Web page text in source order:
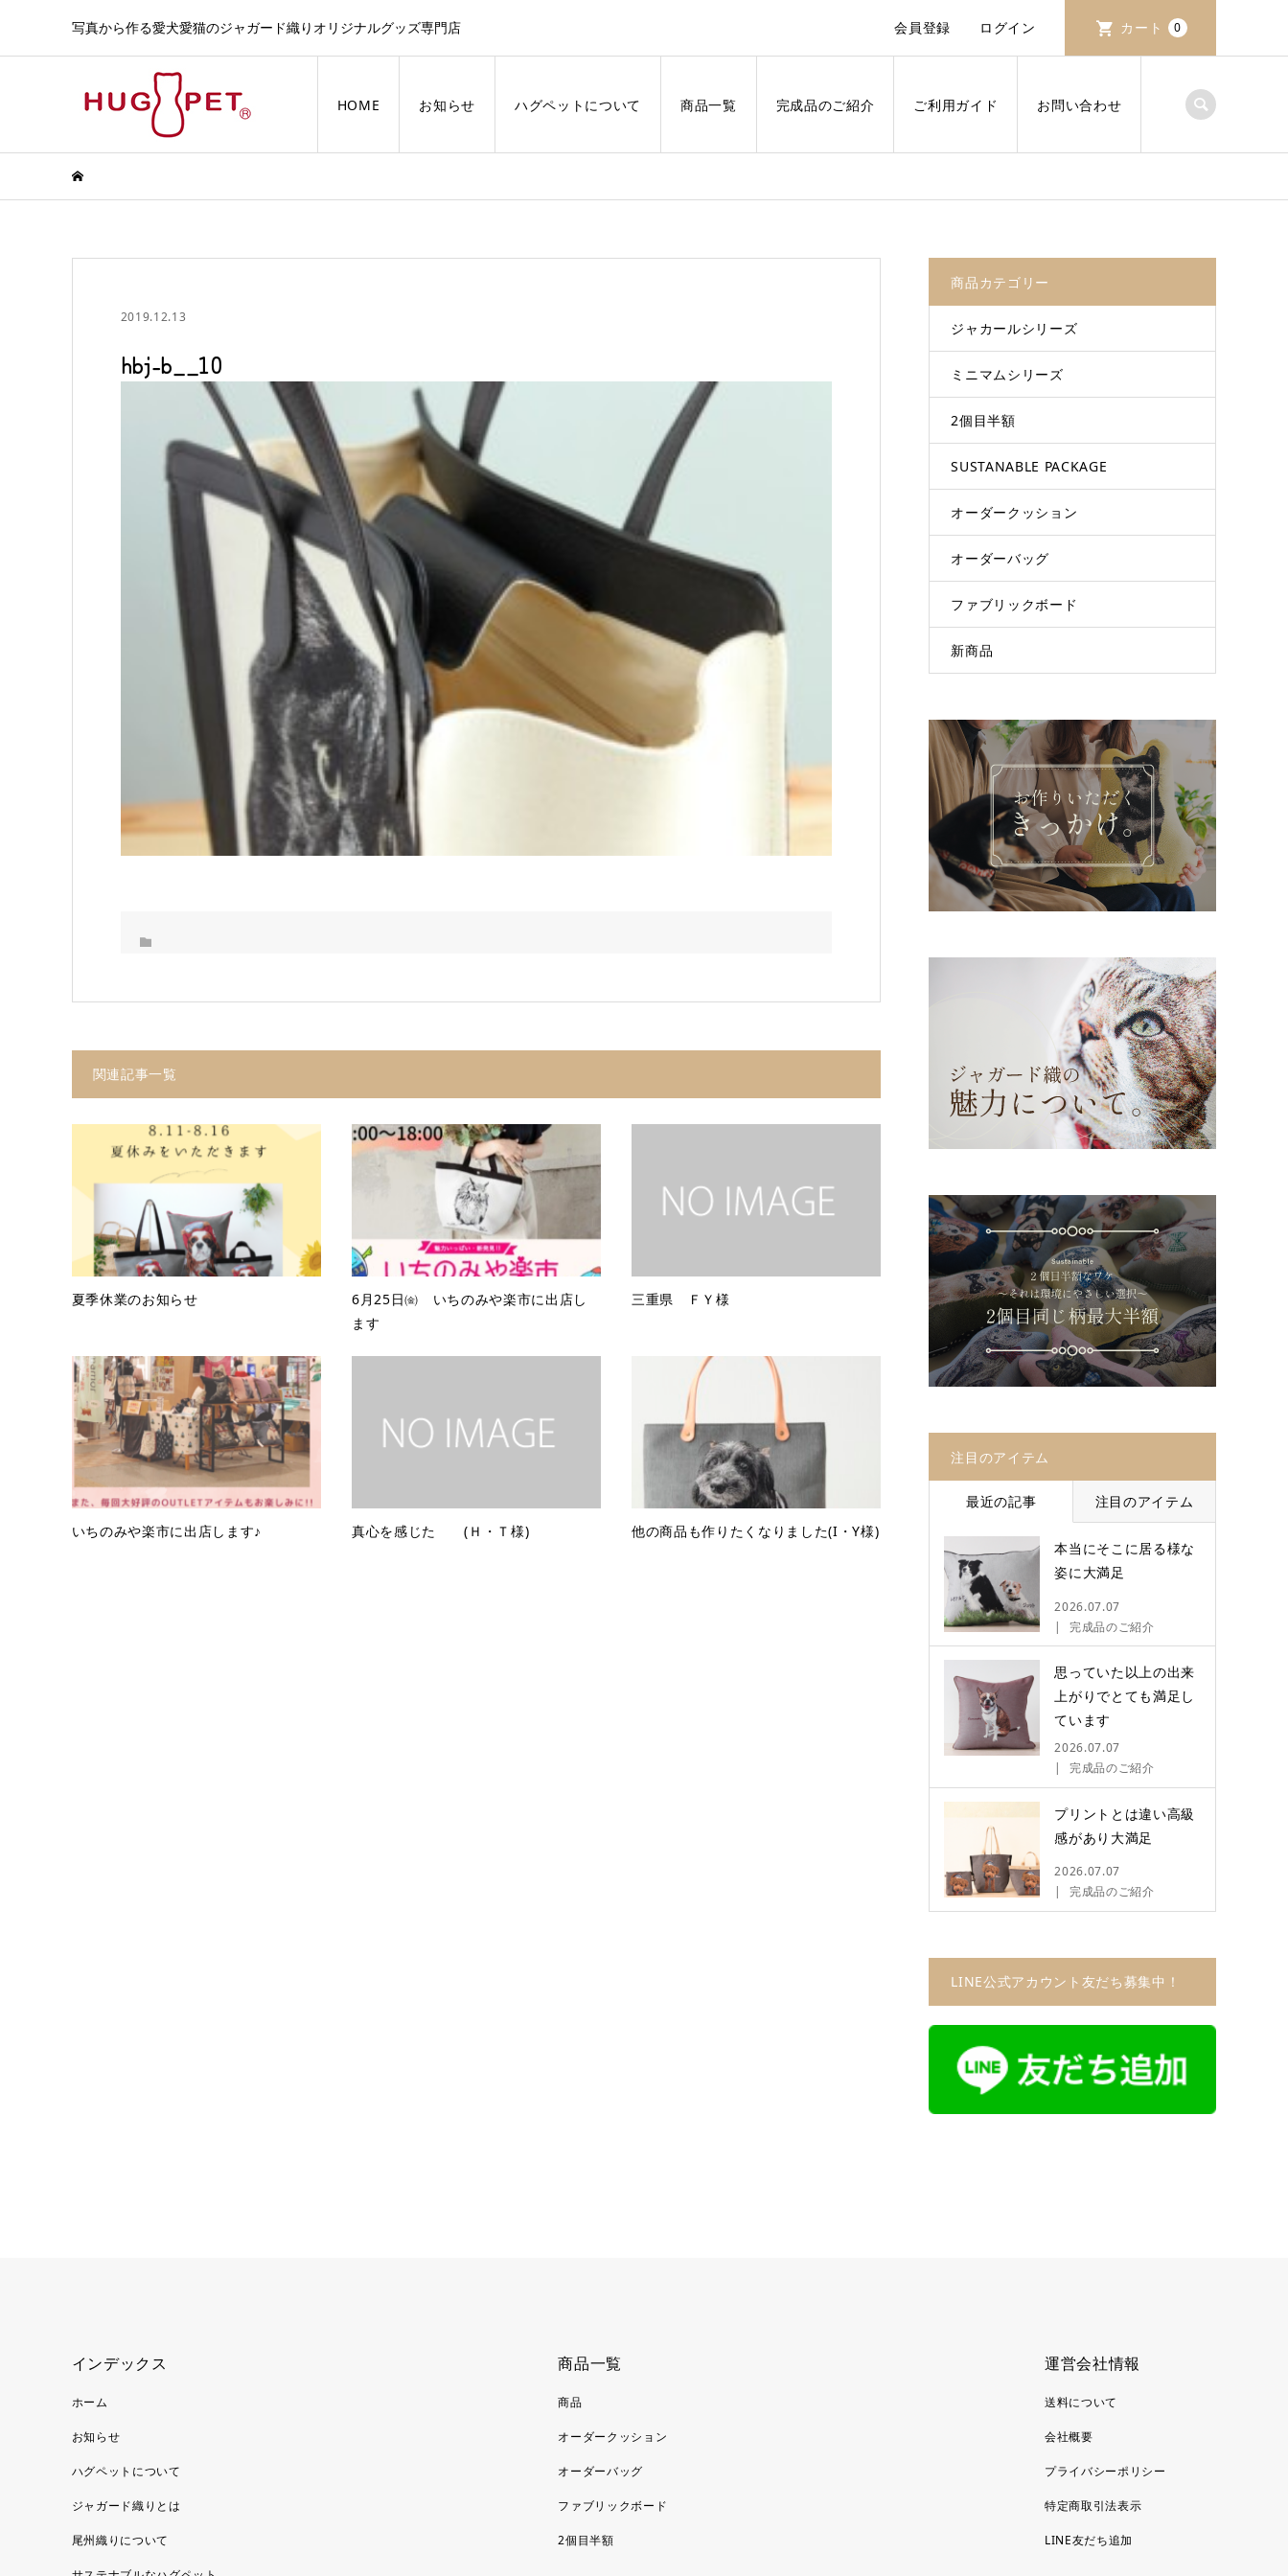
写真から作る愛犬愛猫のジャガード織りオリジナルグッズ専門店 会員登録 ログイン カート 0
HOME お知らせ ハグペットについて 商品一覧 完成品のご紹介 ご利用ガイド お問い合わせ
2019.12.13
hbj-b__10
関連記事一覧
夏季休業のお知らせ
6月25日㈮ いちのみや楽市に出店し
ます
三重県 ＦＹ様
いちのみや楽市に出店します♪ 真心を感じた (Ｈ・Ｔ様) 他の商品も作りたくなりました(I・Y様)
商品カテゴリー
ジャカールシリーズ
ミニマムシリーズ
2個目半額
SUSTANABLE PACKAGE
オーダークッション
オーダーバッグ
ファブリックボード
新商品
注目のアイテム
最近の記事 注目のアイテム
本当にそこに居る様な
姿に大満足
2026.07.07
完成品のご紹介
思っていた以上の出来
上がりでとても満足し
ています
2026.07.07
完成品のご紹介
プリントとは違い高級
感があり大満足
2026.07.07
完成品のご紹介
LINE公式アカウント友だち募集中！
インデックス
ホーム
お知らせ
ハグペットについて
ジャガード織りとは
尾州織りについて
商品一覧
商品
オーダークッション
オーダーバッグ
ファブリックボード
2個目半額
運営会社情報
送料について
会社概要
プライバシーポリシー
特定商取引法表示
LINE友だち追加